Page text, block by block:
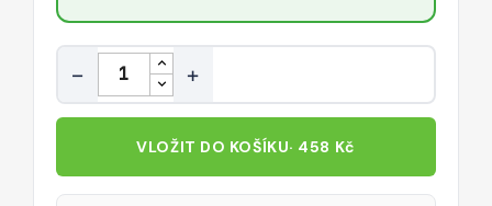
Množství
− +
VLOŽIT DO KOŠÍKU· 458 Kč